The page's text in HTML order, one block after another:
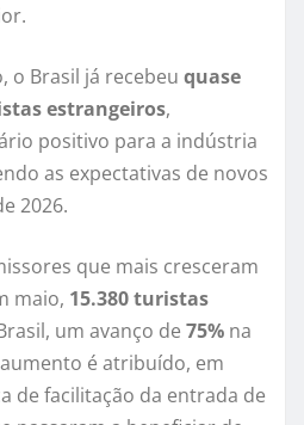
o Brasil já recebeu quase
estrangeiros,
positivo para a indústria
as expectativas de novos
2026.
que mais cresceram
maio, 15.380 turistas
um avanço de 75% na
é atribuído, em
de facilitação da entrada de